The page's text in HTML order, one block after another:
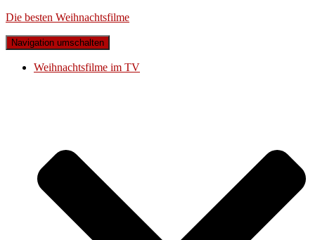
Die besten Weihnachtsfilme
Navigation umschalten
Weihnachtsfilme im TV